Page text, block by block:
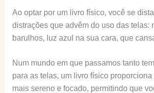
Ao optar por um livro físico, você se
distrações que advêm do uso das telas:
barulhos, luz azul na sua cara, que
Num mundo em que passamos tanto
para as telas, um livro físico proporciona
mais sereno e focado, permitindo que